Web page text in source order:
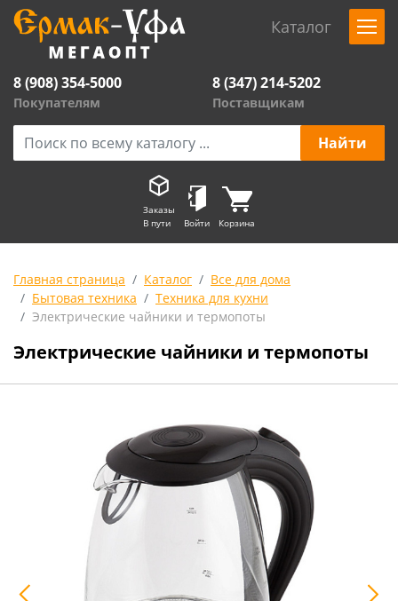
Каталог
8 (908) 354-5000
Покупателям
8 (347) 214-5202
Поставщикам
Заказы
В пути
Войти Корзина
Главная страница Каталог
Все для дома
Бытовая техника
Техника для кухни
Электрические чайники и термопоты
Электрические чайники и термопоты